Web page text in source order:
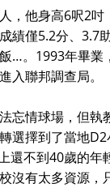
，他身高6呎2
績僅5.2分、3.7
…。1993年畢業
入聯邦調查局。
忘情球場，但
選擇到了當地
還不到40歲的
沒有太多資源